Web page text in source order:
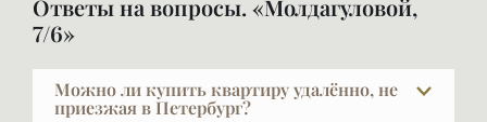
Ответы на вопросы. «Молдагуловой,
7/6»
Можно ли купить квартиру удалённо, не
приезжая в Петербург?